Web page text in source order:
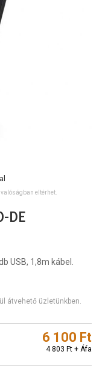
eltérhet.
DE
USB, 1,8m kábel.
átvehető üzletünkben.
6 100 Ft
4 803 Ft + Áfa